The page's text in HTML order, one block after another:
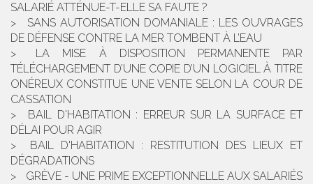
SALARIÉ ATTÉNUE-T-ELLE SA FAUTE ?
SANS AUTORISATION DOMANIALE : LES OUVRAGES
DE DÉFENSE CONTRE LA MER TOMBENT À L’EAU
LA MISE À DISPOSITION PERMANENTE PAR
TÉLÉCHARGEMENT D’UNE COPIE D’UN LOGICIEL À TITRE
ONÉREUX CONSTITUE UNE VENTE SELON LA COUR DE
CASSATION
BAIL D'HABITATION : ERREUR SUR LA SURFACE ET
DÉLAI POUR AGIR
BAIL D'HABITATION : RESTITUTION DES LIEUX ET
DÉGRADATIONS
GRÈVE - UNE PRIME EXCEPTIONNELLE AUX SALARIÉS